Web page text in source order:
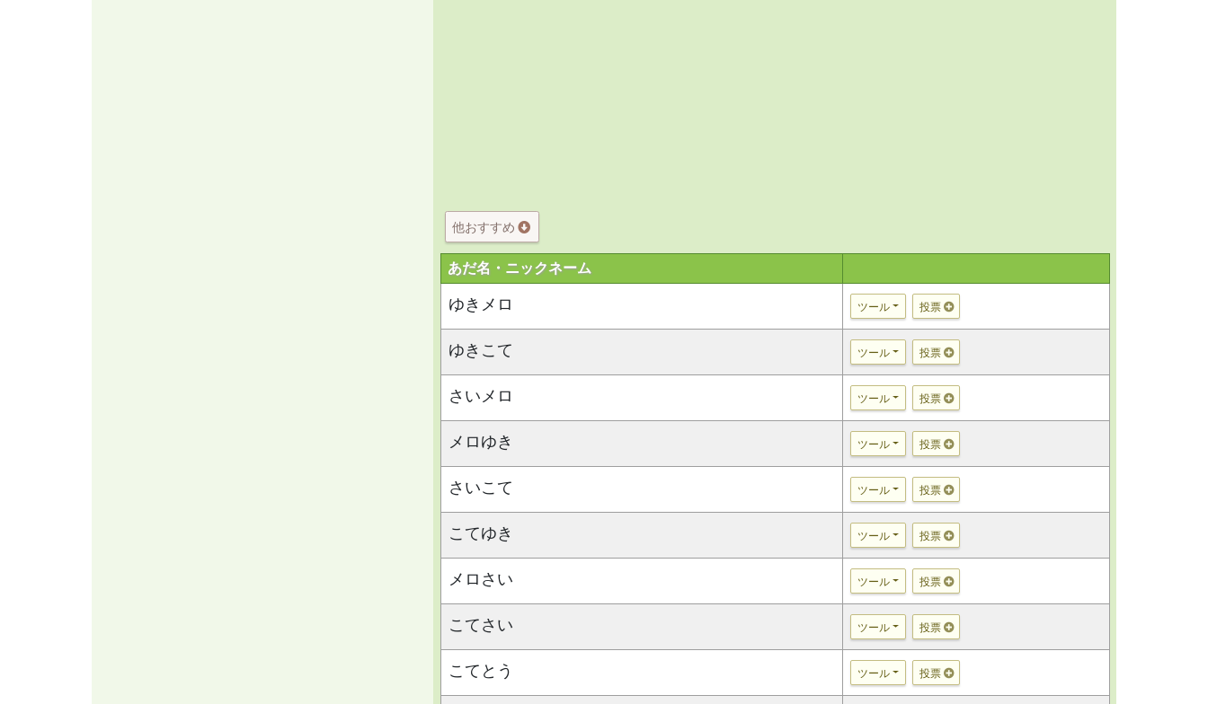
他おすすめ
あだ名・ニックネーム
ゆきメロ ツール 投票
ゆきこて ツール 投票
さいメロ ツール 投票
メロゆき ツール 投票
さいこて ツール 投票
こてゆき ツール 投票
メロさい ツール 投票
こてさい ツール 投票
こてとう ツール 投票